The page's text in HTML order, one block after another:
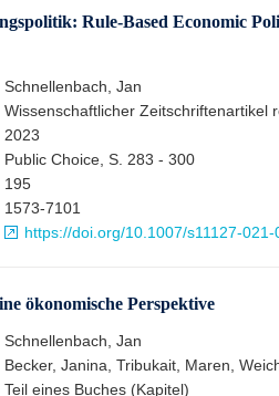
Rule-Based Economic
Schnellenbach, Jan
Wissenschaftlicher Zeitschriftenartikel
2023
Public Choice, S. 283 - 300
195
1573-7101
https://doi.org/10.1007/s11127-021-
ökonomische Perspektive
Schnellenbach, Jan
Becker, Janina, Tribukait, Maren,
Teil eines Buches (Kapitel)